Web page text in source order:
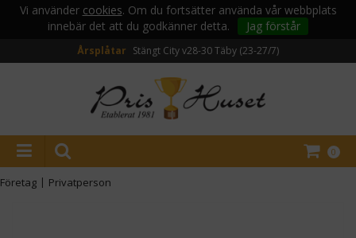
Vi använder cookies. Om du fortsätter använda vår webbplats
innebär det att du godkänner detta.
Jag förstår
Årsplåtar Stängt City v28-30Täby (23-27/7)
0
Företag | Privatperson